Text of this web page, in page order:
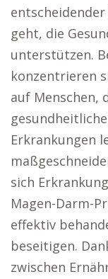
geht, die
unterstützen.
konzentrieren
auf Menschen,
Erkrankungen
sich
Magen-Darm-
effektiv
beseitigen.
zwischen